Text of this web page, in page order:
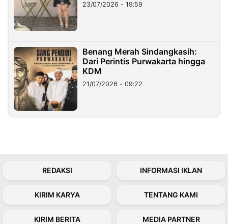
23/07/2026 - 19:59
Benang Merah Sindangkasih:
Dari Perintis Purwakarta hingga
KDM
21/07/2026 - 09:22
REDAKSI INFORMASI IKLAN
KIRIM KARYA TENTANG KAMI
KIRIM BERITA MEDIA PARTNER